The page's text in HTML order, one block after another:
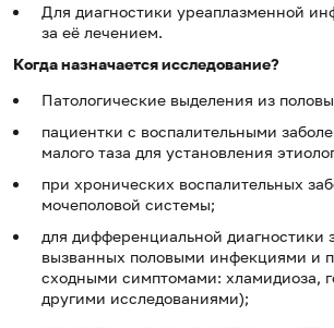
Для диагностики уреаплазменной
за её лечением.
Когда назначается исследование?
Патологические выделения из
пациентки с воспалительными
малого таза для установления
при хронических воспалительных
мочеполовой системы;
для дифференциальной диагностики
вызванных половыми инфекциями и
сходными симптомами: хламидиоза,
другими исследованиями);